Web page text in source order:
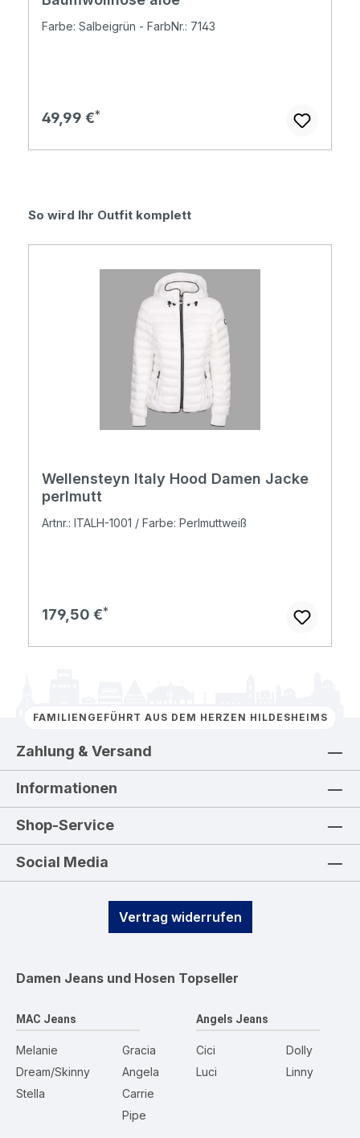
Farbe: Salbeigrün - FarbNr.: 7143
Regulärer Preis:
49,99 €
Produktgalerie überspringen
So wird Ihr Outfit komplett
Wellensteyn Italy Hood Damen Jacke
perlmutt
Artnr.: ITALH-1001 / Farbe: Perlmuttweiß
Regulärer Preis:
179,50 €
FAMILIENGEFÜHRT AUS DEM HERZEN HILDESHEIMS
Zahlung & Versand
Informationen
Shop-Service
Social Media
Vertrag widerrufen
Damen Jeans und Hosen Topseller
MAC Jeans
Melanie
Dream/Skinny
Stella
Gracia
Angela
Carrie
Pipe
Angels Jeans
Cici
Luci
Dolly
Linny